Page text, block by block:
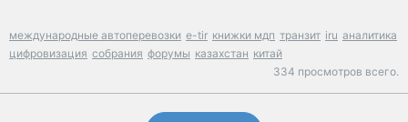
международные автоперевозки e-tir книжки мдп транзит iru аналитика
цифровизация собрания форумы казахстан китай
334 просмотров всего.